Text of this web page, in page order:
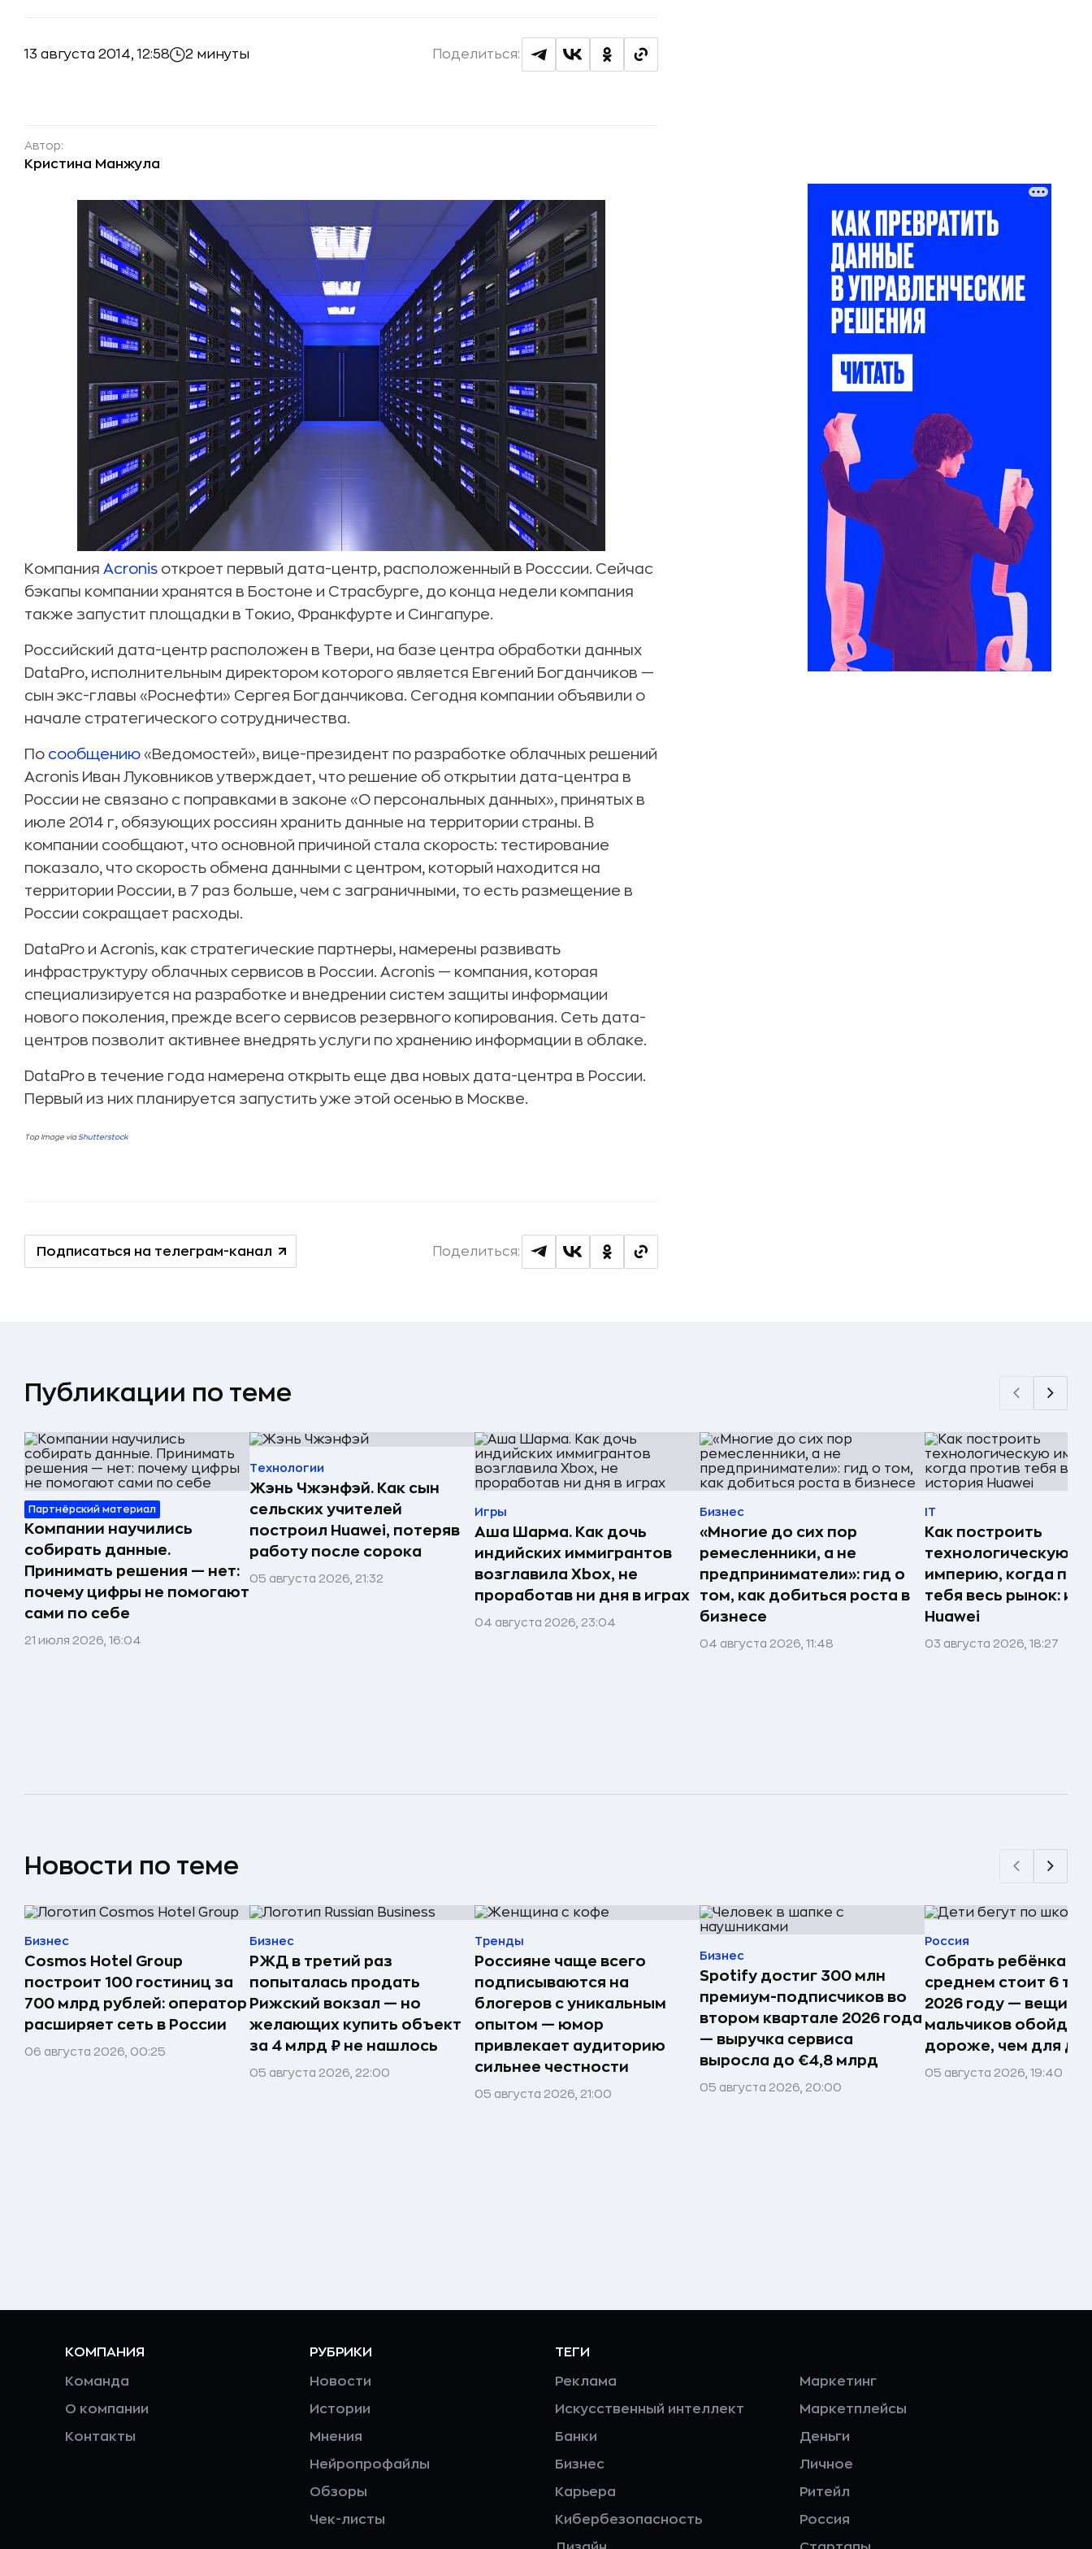
13 августа 2014, 12:58 2 минуты Поделиться:
Автор:
Кристина Манжула
Компания Acronis откроет первый дата-центр, расположенный в Росссии. Сейчас
бэкапы компании хранятся в Бостоне и Страсбурге, до конца недели компания
также запустит площадки в Токио, Франкфурте и Сингапуре.
Российский дата-центр расположен в Твери, на базе центра обработки данных
DataPro, исполнительным директором которого является Евгений Богданчиков —
сын экс-главы «Роснефти» Сергея Богданчикова. Сегодня компании объявили о
начале стратегического сотрудничества.
По сообщению «Ведомостей», вице-президент по разработке облачных решений
Acronis Иван Луковников утверждает, что решение об открытии дата-центра в
России не связано с поправками в законе «О персональных данных», принятых в
июле 2014 г, обязующих россиян хранить данные на территории страны. В
компании сообщают, что основной причиной стала скорость: тестирование
показало, что скорость обмена данными с центром, который находится на
территории России, в 7 раз больше, чем с заграничными, то есть размещение в
России сокращает расходы.
DataPro и Acronis, как стратегические партнеры, намерены развивать
инфраструктуру облачных сервисов в России. Acronis — компания, которая
специализируется на разработке и внедрении систем защиты информации
нового поколения, прежде всего сервисов резервного копирования. Сеть дата-
центров позволит активнее внедрять услуги по хранению информации в облаке.
DataPro в течение года намерена открыть еще два новых дата-центра в России.
Первый из них планируется запустить уже этой осенью в Москве.
Top Image via Shutterstock
Подписаться на телеграм-канал Поделиться:
Публикации по теме
Партнёрский материал
Компании научились
собирать данные.
Принимать решения — нет:
почему цифры не помогают
сами по себе
21 июля 2026, 16:04
Технологии
Жэнь Чжэнфэй. Как сын
сельских учителей
построил Huawei, потеряв
работу после сорока
05 августа 2026, 21:32
Игры
Аша Шарма. Как дочь
индийских иммигрантов
возглавила Xbox, не
проработав ни дня в играх
04 августа 2026, 23:04
Бизнес
«Многие до сих пор
ремесленники, а не
предприниматели»: гид о
том, как добиться роста в
бизнесе
04 августа 2026, 11:48
IT
Как построить
технологическую
империю, когда
тебя весь рынок:
Huawei
03 августа 2026, 18:27
Новости по теме
Бизнес
Cosmos Hotel Group
построит 100 гостиниц за
700 млрд рублей: оператор
расширяет сеть в России
06 августа 2026, 00:25
Бизнес
РЖД в третий раз
попыталась продать
Рижский вокзал — но
желающих купить объект
за 4 млрд ₽ не нашлось
05 августа 2026, 22:00
Тренды
Россияне чаще всего
подписываются на
блогеров с уникальным
опытом — юмор
привлекает аудиторию
сильнее честности
05 августа 2026, 21:00
Бизнес
Spotify достиг 300 млн
премиум-подписчиков во
втором квартале 2026 года
— выручка сервиса
выросла до €4,8 млрд
05 августа 2026, 20:00
Россия
Собрать ребёнка в
среднем стоит 6
2026 году — вещи
мальчиков
дороже, чем для
05 августа 2026, 19:40
КОМПАНИЯ
Команда
О компании
Контакты
РУБРИКИ
Новости
Истории
Мнения
Нейропрофайлы
Обзоры
Чек-листы
ТЕГИ
Реклама
Искусственный интеллект
Банки
Бизнес
Карьера
Кибербезопасность
Маркетинг
Маркетплейсы
Деньги
Личное
Ритейл
Россия